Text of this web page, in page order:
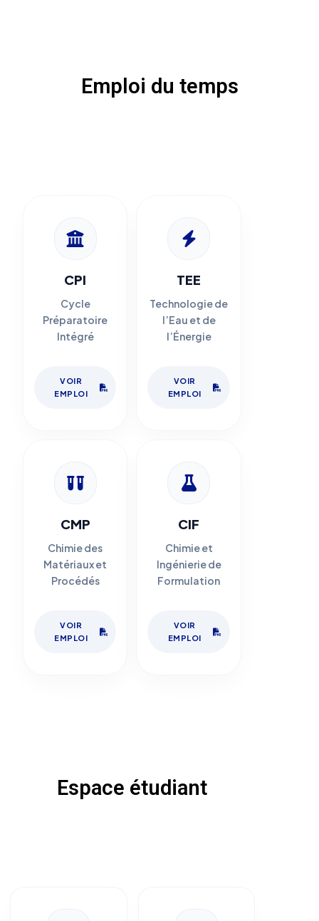
Emploi du temps
CPI
Cycle
Préparatoire
Intégré
VOIR
EMPLOI
TEE
Technologie de
l’Eau et de
l’Énergie
VOIR
EMPLOI
CMP
Chimie des
Matériaux et
Procédés
VOIR
EMPLOI
CIF
Chimie et
Ingénierie de
Formulation
VOIR
EMPLOI
Espace étudiant